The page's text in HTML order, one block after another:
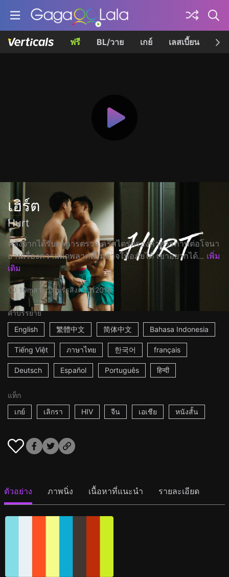
ฟรี BL/วาย เกย์ เลสเบี้ยน เค
เฮิร์ต
Hurt
หลังจากได้รับผลการตรวจ คริสไตร่ตรองคำสารภาพต่อโจนา
ธานเรื่องความผิดพลาดที่ไม่อาจให้อภัยได้ เขาอยากได้... เพิ่ม
เติม
10mสาธารณรัฐสิงคโปร์2016
คำบรรยาย
English
繁體中文 简体中文 Bahasa Indonesia
Tiếng Việt ภาษาไทย 한국어 français
Deutsch Español Português हिन्दी
แท็ก
เกย์
เลิกรา HIV จีน เอเชีย หนังสั้น
ตัวอย่าง ภาพนิ่ง เนื้อหาที่แนะนำ รายละเอียด